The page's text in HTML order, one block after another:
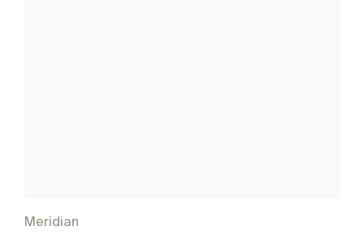
Meridian